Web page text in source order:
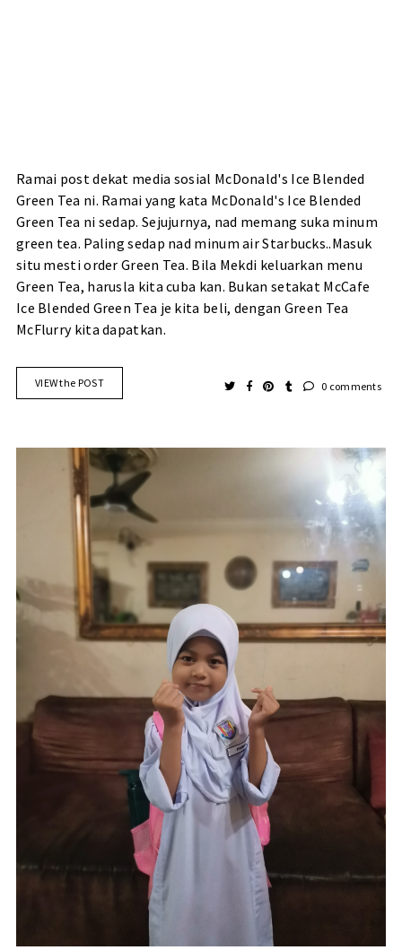
Ramai post dekat media sosial McDonald's Ice Blended
Green Tea ni. Ramai yang kata McDonald's Ice Blended
Green Tea ni sedap. Sejujurnya, nad memang suka minum
green tea. Paling sedap nad minum air Starbucks..Masuk
situ mesti order Green Tea. Bila Mekdi keluarkan menu
Green Tea, harusla kita cuba kan. Bukan setakat McCafe
Ice Blended Green Tea je kita beli, dengan Green Tea
McFlurry kita dapatkan.
VIEW the POST 0 comments